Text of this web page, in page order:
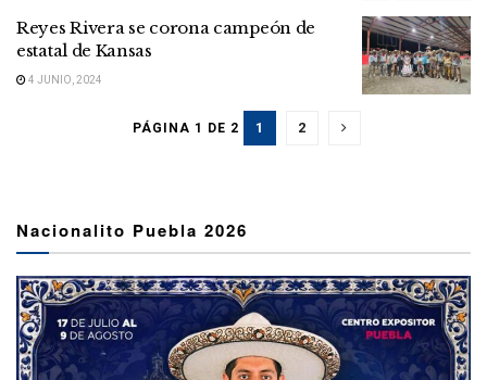
Reyes Rivera se corona campeón de
estatal de Kansas
4 JUNIO, 2024
PÁGINA 1 DE 2 1 2
Nacionalito Puebla 2026